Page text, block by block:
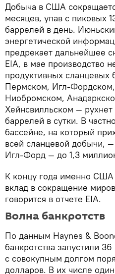
Добыча в США
месяцев, упав с пиковых
баррелей в день.
энергетической
предрекает дальнейшее
EIA, в мае производство
продуктивных
Пермском, Игл-
Ниобромском,
Хейнсвилльском —
баррелей в сутки. В
бассейне, на который
всей сланцевой добычи,
Игл-Форд — до 1,3
К концу года именно США
вклад в сокращение
говорится в отчете EIA.
Волна банкротств
По данным Haynes &
банкротства запустили
с совокупным долгом
долларов. В их числе